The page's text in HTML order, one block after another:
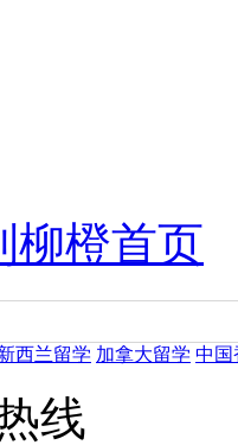
柳橙首页
西兰留学 加拿大留学 中国
线